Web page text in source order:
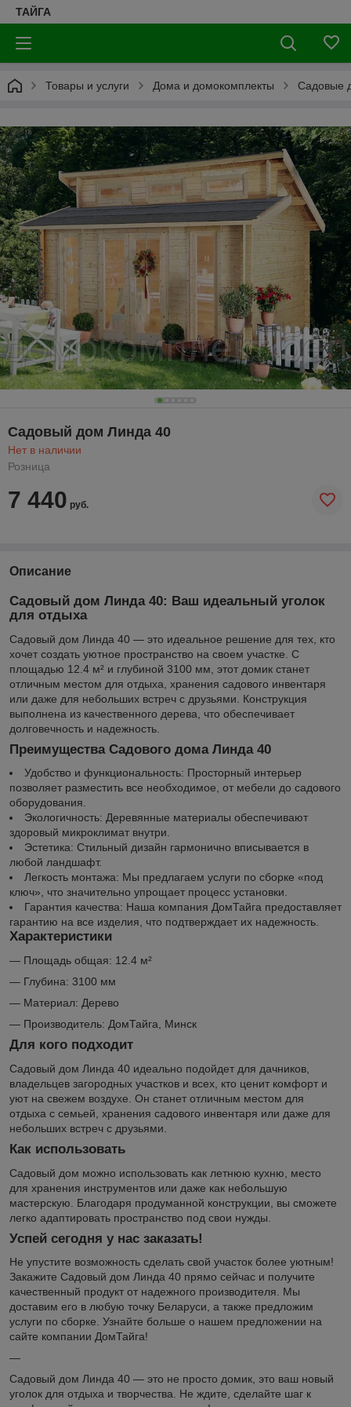
ТАЙГА
Товары и услуги Дома и домокомплекты Садовые
Садовый дом Линда 40
Нет в наличии
Розница
7 440 руб.
Описание
Садовый дом Линда 40: Ваш идеальный уголок
для отдыха
Садовый дом Линда 40 — это идеальное решение для тех, кто
хочет создать уютное пространство на своем участке. С
площадью 12.4 м² и глубиной 3100 мм, этот домик станет
отличным местом для отдыха, хранения садового инвентаря
или даже для небольших встреч с друзьями. Конструкция
выполнена из качественного дерева, что обеспечивает
долговечность и надежность.
Преимущества Садового дома Линда 40
Удобство и функциональность: Просторный интерьер
позволяет разместить все необходимое, от мебели до садового
оборудования.
Экологичность: Деревянные материалы обеспечивают
здоровый микроклимат внутри.
Эстетика: Стильный дизайн гармонично вписывается в
любой ландшафт.
Легкость монтажа: Мы предлагаем услуги по сборке «под
ключ», что значительно упрощает процесс установки.
Гарантия качества: Наша компания ДомТайга предоставляет
гарантию на все изделия, что подтверждает их надежность.
Характеристики
— Площадь общая: 12.4 м²
— Глубина: 3100 мм
— Материал: Дерево
— Производитель: ДомТайга, Минск
Для кого подходит
Садовый дом Линда 40 идеально подойдет для дачников,
владельцев загородных участков и всех, кто ценит комфорт и
уют на свежем воздухе. Он станет отличным местом для
отдыха с семьей, хранения садового инвентаря или даже для
небольших встреч с друзьями.
Как использовать
Садовый дом можно использовать как летнюю кухню, место
для хранения инструментов или даже как небольшую
мастерскую. Благодаря продуманной конструкции, вы сможете
легко адаптировать пространство под свои нужды.
Успей сегодня у нас заказать!
Не упустите возможность сделать свой участок более уютным!
Закажите Садовый дом Линда 40 прямо сейчас и получите
качественный продукт от надежного производителя. Мы
доставим его в любую точку Беларуси, а также предложим
услуги по сборке. Узнайте больше о нашем предложении на
сайте компании ДомТайга!
—
Садовый дом Линда 40 — это не просто домик, это ваш новый
уголок для отдыха и творчества. Не ждите, сделайте шаг к